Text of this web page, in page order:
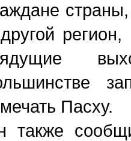
Пасху.
также